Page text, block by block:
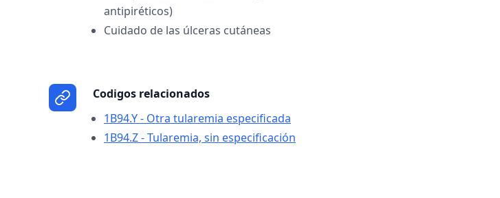
antipiréticos)
Cuidado de las úlceras cutáneas
Codigos relacionados
1B94.Y - Otra tularemia especificada
1B94.Z - Tularemia, sin especificación